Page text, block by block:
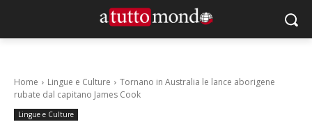
Home Lingue e Culture
Tornano in Australia le lance aborigene
rubate dal capitano James Cook
Lingue e Culture